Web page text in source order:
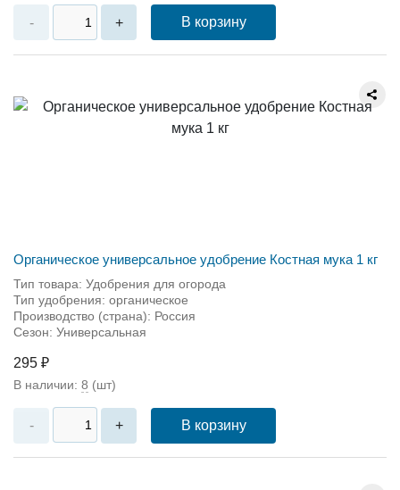
- + В корзину
Органическое универсальное удобрение Костная мука 1 кг
Тип товара: Удобрения для огорода
Тип удобрения: органическое
Производство (страна): Россия
Сезон: Универсальная
295 ₽
В наличии: 8 (шт)
- + В корзину